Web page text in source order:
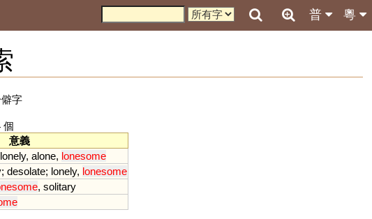
粵
普
字
個
意義
lonely, alone, lonesome
; desolate; lonely, lonesome
, solitary